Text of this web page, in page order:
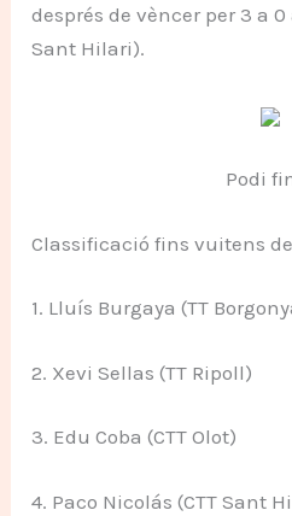
després de vèncer per 3 a 0
Sant Hilari).
Podi
Classificació fins vuitens
1. Lluís Burgaya (TT
2. Xevi Sellas (TT Ripoll)
3. Edu Coba (CTT Olot)
4. Paco Nicolás (CTT Sant